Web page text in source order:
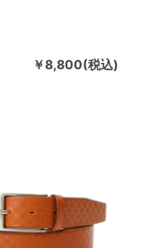
￥8,800(税込)